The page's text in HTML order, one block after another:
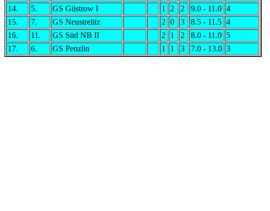
14.
5. GS Güstrow I 1 2 2 9.0 - 11.0 4
15.
7. GS Neustrelitz 2 0 3 8.5 - 11.5 4
16.
11. GS Süd NB II 2 1 2 8.0 - 11.0 5
17.
6. GS Penzlin 1 1 3 7.0 - 13.0 3